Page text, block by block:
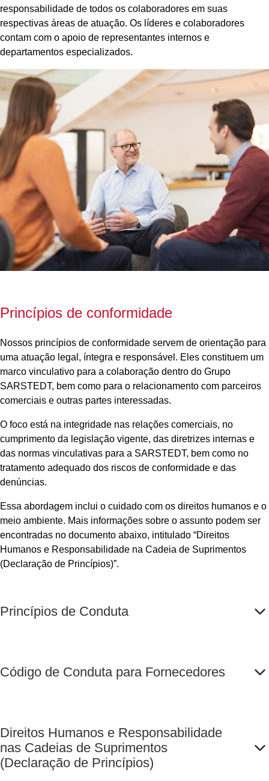
responsabilidade de todos os colaboradores em suas
respectivas áreas de atuação. Os líderes e colaboradores
contam com o apoio de representantes internos e
departamentos especializados.
Princípios de conformidade
Nossos princípios de conformidade servem de orientação para
uma atuação legal, íntegra e responsável. Eles constituem um
marco vinculativo para a colaboração dentro do Grupo
SARSTEDT, bem como para o relacionamento com parceiros
comerciais e outras partes interessadas.
O foco está na integridade nas relações comerciais, no
cumprimento da legislação vigente, das diretrizes internas e
das normas vinculativas para a SARSTEDT, bem como no
tratamento adequado dos riscos de conformidade e das
denúncias.
Essa abordagem inclui o cuidado com os direitos humanos e o
meio ambiente. Mais informações sobre o assunto podem ser
encontradas no documento abaixo, intitulado “Direitos
Humanos e Responsabilidade na Cadeia de Suprimentos
(Declaração de Princípios)”.
Princípios de Conduta
Código de Conduta para Fornecedores
Direitos Humanos e Responsabilidade
nas Cadeias de Suprimentos
(Declaração de Princípios)